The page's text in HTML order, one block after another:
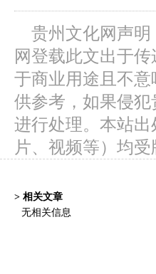
贵州文化网声
网登载此文出于
于商业用途且不
供参考，如果侵
进行处理。本站
片、视频等）均
> 相关文章
无相关信息